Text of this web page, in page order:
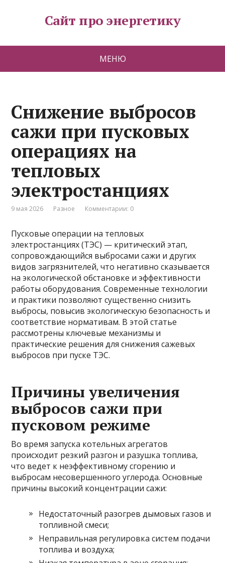
Сайт про энергетику
МЕНЮ
Снижение выбросов
сажи при пусковых
операциях на
тепловых
электростанциях
9 мая 2026 Разное Комментарии: 0
Пусковые операции на тепловых
электростанциях (ТЭС) — критический этап,
сопровождающийся выбросами сажи и других
видов загрязнителей, что негативно сказывается
на экологической обстановке и эффективности
работы оборудования. Современные технологии
и практики позволяют существенно снизить
выбросы, повысив экологическую безопасность и
соответствие нормативам. В этой статье
рассмотрены ключевые механизмы и
практические решения для снижения сажевых
выбросов при пуске ТЭС.
Причины увеличения
выбросов сажи при
пусковом режиме
Во время запуска котельных агрегатов
происходит резкий разгон и разушка топлива,
что ведет к неэффективному сгорению и
выбросам несовершенного углерода. Основные
причины высокий концентрации сажи:
Недостаточный разогрев дымовых газов и
топливной смеси;
Неправильная регулировка систем подачи
топлива и воздуха;